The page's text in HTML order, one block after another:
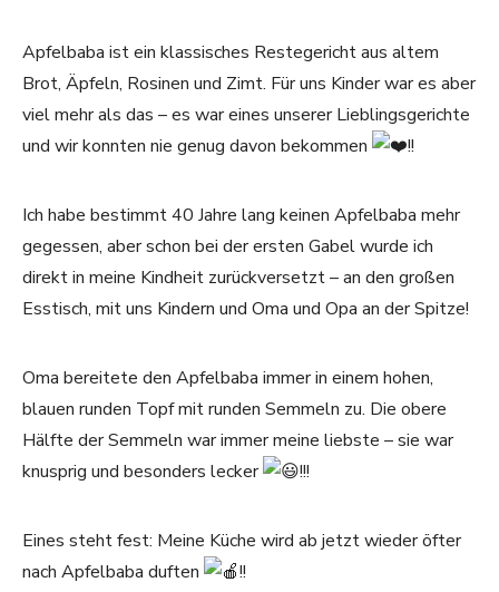
Apfelbaba ist ein klassisches Restegericht aus altem
Brot, Äpfeln, Rosinen und Zimt. Für uns Kinder war es aber
viel mehr als das – es war eines unserer Lieblingsgerichte
und wir konnten nie genug davon bekommen
!!
Ich habe bestimmt 40 Jahre lang keinen Apfelbaba mehr
gegessen, aber schon bei der ersten Gabel wurde ich
direkt in meine Kindheit zurückversetzt – an den großen
Esstisch, mit uns Kindern und Oma und Opa an der Spitze!
Oma bereitete den Apfelbaba immer in einem hohen,
blauen runden Topf mit runden Semmeln zu. Die obere
Hälfte der Semmeln war immer meine liebste – sie war
knusprig und besonders lecker
!!!
Eines steht fest: Meine Küche wird ab jetzt wieder öfter
nach Apfelbaba duften
!!